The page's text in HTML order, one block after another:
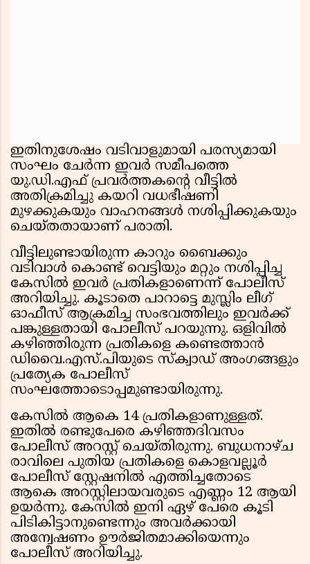
ഇതിനുശേഷം വടിവാളുമായി പരസ്യമായി
സംഘം ചേർന്ന ഇവർ സമീപത്തെ
യു.ഡി.എഫ് പ്രവർത്തകൻ്റെ വീട്ടിൽ
അതിക്രമിച്ചു കയറി വധഭീഷണി
മുഴക്കുകയും വാഹനങ്ങൾ നശിപ്പിക്കുകയും
ചെയ്തതായാണ് പരാതി.
വീട്ടിലുണ്ടായിരുന്ന കാറും ബൈക്കും
വടിവാൾ കൊണ്ട് വെട്ടിയും മറ്റും നശിപ്പിച്ച
കേസിൽ ഇവർ പ്രതികളാണെന്ന് പോലീസ്
അറിയിച്ചു. കൂടാതെ പാറാട്ടെ മുസ്ലിം ലീഗ്
ഓഫീസ് ആക്രമിച്ച സംഭവത്തിലും ഇവർക്ക്
പങ്കുള്ളതായി പോലീസ് പറയുന്നു. ഒളിവിൽ
കഴിഞ്ഞിരുന്ന പ്രതികളെ കണ്ടെത്താൻ
ഡിവൈ.എസ്.പിയുടെ സ്ക്വാഡ് അംഗങ്ങളും
പ്രത്യേക പോലീസ്
സംഘത്തോടൊപ്പമുണ്ടായിരുന്നു.
കേസിൽ ആകെ 14 പ്രതികളാണുള്ളത്.
ഇതിൽ രണ്ടുപേരെ കഴിഞ്ഞദിവസം
പോലീസ് അറസ്റ്റ് ചെയ്തിരുന്നു. ബുധനാഴ്ച
രാവിലെ പുതിയ പ്രതികളെ കൊളവല്ലൂർ
പോലീസ് സ്റ്റേഷനിൽ എത്തിച്ചതോടെ
ആകെ അറസ്റ്റിലായവരുടെ എണ്ണം 12 ആയി
ഉയർന്നു. കേസിൽ ഇനി ഏഴ് പേരെ കൂടി
പിടികിട്ടാനുണ്ടെന്നും അവർക്കായി
അന്വേഷണം ഊർജിതമാക്കിയെന്നും
പോലീസ് അറിയിച്ചു.